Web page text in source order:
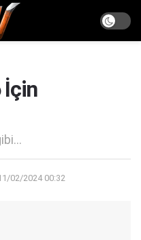
İçin
02/2024 00:32